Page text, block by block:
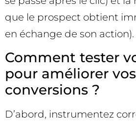
que le prospect obtient
en échange de son action).
Comment tester
pour améliorer vos
conversions ?
D’abord, instrumentez